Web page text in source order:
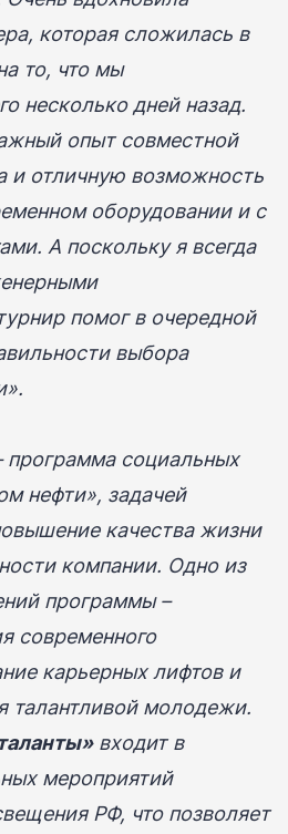
которая сложилась в
то, что мы
несколько дней назад.
опыт совместной
и отличную возможность
оборудовании и с
А поскольку я всегда
помог в очередной
выбора
социальных
нефти», задачей
качества жизни
компании. Одно из
программы –
современного
карьерных лифтов и
талантливой молодежи.
входит в
мероприятий
РФ, что позволяет